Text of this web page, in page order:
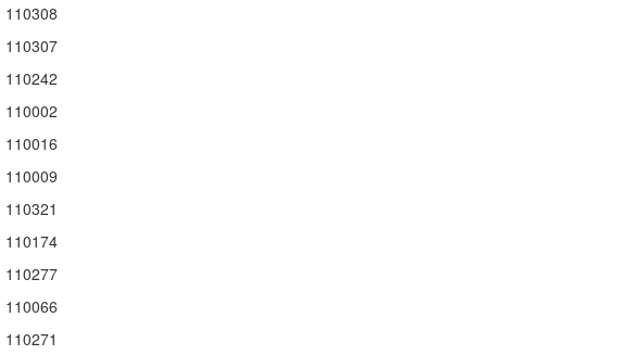
110308
110307
110242
110002
110016
110009
110321
110174
110277
110066
110271